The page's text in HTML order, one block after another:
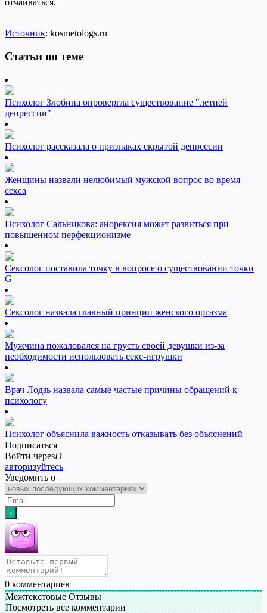
отчаиваться.
Источник: kosmetologs.ru
Статьи по теме
Психолог Злобина опровергла существование "летней
депрессии"
Психолог рассказала о признаках скрытой депрессии
Женщины назвали нелюбимый мужской вопрос во время
секса
Психолог Сальникова: анорексия может развиться при
повышенном перфекционизме
Сексолог поставила точку в вопросе о существовании точки
G
Сексолог назвала главный принцип женского оргазма
Мужчина пожаловался на грусть своей девушки из-за
необходимости использовать секс-игрушки
Врач Лодзь назвала самые частые причины обращений к
психологу
Психолог объяснила важность отказывать без объяснений
Подписаться
Войти черезD
авторизуйтесь
Уведомить о
0 комментариев
Межтекстовые Отзывы
Посмотреть все комментарии